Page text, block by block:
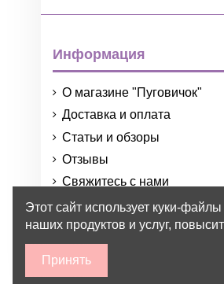
Информация
О магазине "Пуговичок"
Доставка и оплата
Статьи и обзоры
Отзывы
Свяжитесь с нами
Порядок и условия
2015-2026 © Пуговичок ™
Этот сайт использует куки-
наших продуктов и услуг,
Принять